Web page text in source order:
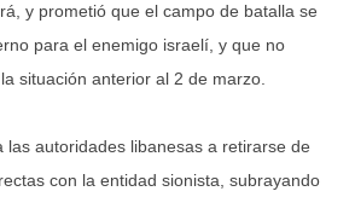
y prometió que el campo de batalla se
para el enemigo israelí, y que no
situación anterior al 2 de marzo.
las autoridades libanesas a retirarse de
con la entidad sionista, subrayando